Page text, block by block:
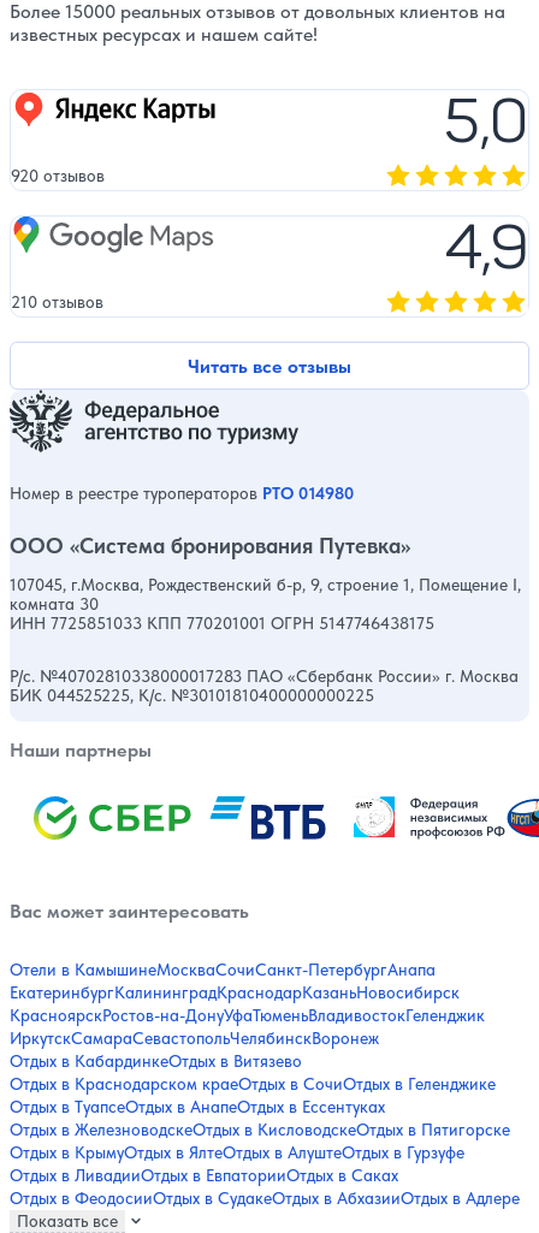
Более 15000 реальных отзывов от довольных клиентов на
известных ресурсах и нашем сайте!
Читать все отзывы
Яндекс карты 5,0
920 отзывов
Google Maps 4,9
210 отзывов
Номер в реестре туроператоров РТО 014980
ООО «Система бронирования Путевка»
107045, г.Москва, Рождественский б-р, 9, строение 1, Помещение I,
комната 30
ИНН 7725851033 КПП 770201001 ОГРН 5147746438175
Р/с. №40702810338000017283 ПАО «Сбербанк России» г. Москва
БИК 044525225, К/с. №30101810400000000225
Наши партнеры
Вас может заинтересовать
Отели в КамышинеМоскваСочиСанкт-ПетербургАнапа
ЕкатеринбургКалининградКраснодарКазаньНовосибирск
КрасноярскРостов-на-ДонуУфаТюменьВладивостокГеленджик
ИркутскСамараСевастопольЧелябинскВоронеж
Отдых в КабардинкеОтдых в Витязево
Отдых в Краснодарском краеОтдых в СочиОтдых в Геленджике
Отдых в ТуапсеОтдых в АнапеОтдых в Ессентуках
Отдых в ЖелезноводскеОтдых в КисловодскеОтдых в Пятигорске
Отдых в КрымуОтдых в ЯлтеОтдых в АлуштеОтдых в Гурзуфе
Отдых в ЛивадииОтдых в ЕвпаторииОтдых в Саках
Отдых в ФеодосииОтдых в СудакеОтдых в АбхазииОтдых в Адлере
Показать все